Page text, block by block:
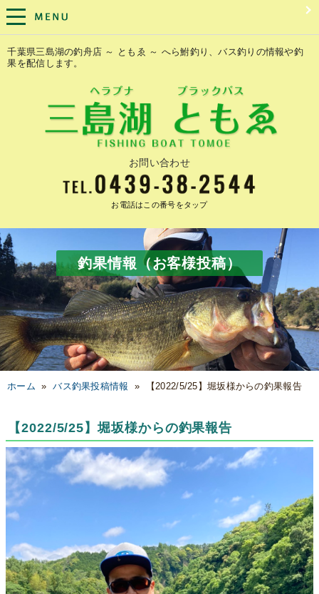
千葉県三島湖の釣舟店 ～ ともゑ ～ へら鮒釣り、バス釣りの情報や釣
果を配信します。
お問い合わせ
お電話はこの番号をタップ
釣果情報（お客様投稿）
ホーム »バス釣果投稿情報 » 【2022/5/25】堀坂様からの釣果報告
【2022/5/25】堀坂様からの釣果報告